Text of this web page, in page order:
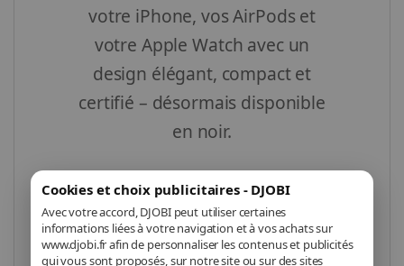
Cookies et choix publicitaires - DJOBI
Avec votre accord, DJOBI peut utiliser certaines
informations liées à votre navigation et à vos achats sur
www.djobi.fr afin de personnaliser les contenus et publicités
qui vous sont proposés, sur notre site ou sur des sites
votre iPhone, vos AirPods et
votre Apple Watch avec un
design élégant, compact et
certifié – désormais disponible
en noir.
La station de recharge 3-en-1
noire de Belkin est la solution
idéale pour recharger